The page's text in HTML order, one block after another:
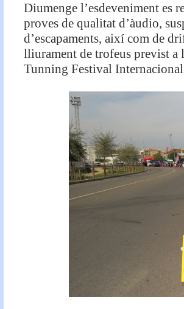
Diumenge l’esdeveniment es
proves de qualitat d’àudio,
d’escapaments, així com de
lliurament de trofeus previst a
Tunning Festival